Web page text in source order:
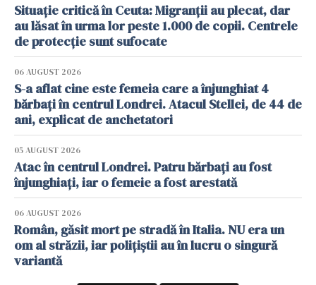
Situație critică în Ceuta: Migranții au plecat, dar
au lăsat în urma lor peste 1.000 de copii. Centrele
de protecție sunt sufocate
06 AUGUST 2026
S-a aflat cine este femeia care a înjunghiat 4
bărbați în centrul Londrei. Atacul Stellei, de 44 de
ani, explicat de anchetatori
05 AUGUST 2026
Atac în centrul Londrei. Patru bărbați au fost
înjunghiați, iar o femeie a fost arestată
06 AUGUST 2026
Român, găsit mort pe stradă în Italia. NU era un
om al străzii, iar polițiștii au în lucru o singură
variantă